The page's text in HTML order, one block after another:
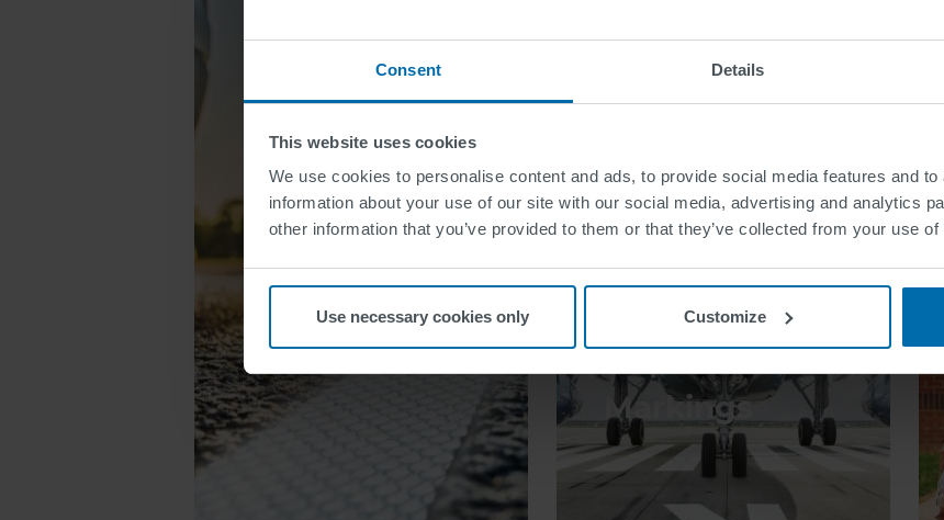
Consent Details
This website uses cookies
We use cookies to personalise content and ads, to provide social media features and
information about your use of our site with our social media, advertising and analytics
other information that you’ve provided to them or that they’ve collected from your use
Use necessary cookies only Customize
Markings
Markings
Airport
Markings